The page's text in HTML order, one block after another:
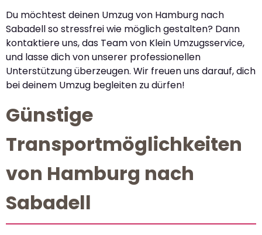
Du möchtest deinen Umzug von Hamburg nach
Sabadell so stressfrei wie möglich gestalten? Dann
kontaktiere uns, das Team von Klein Umzugsservice,
und lasse dich von unserer professionellen
Unterstützung überzeugen. Wir freuen uns darauf, dich
bei deinem Umzug begleiten zu dürfen!
Günstige
Transportmöglichkeiten
von Hamburg nach
Sabadell